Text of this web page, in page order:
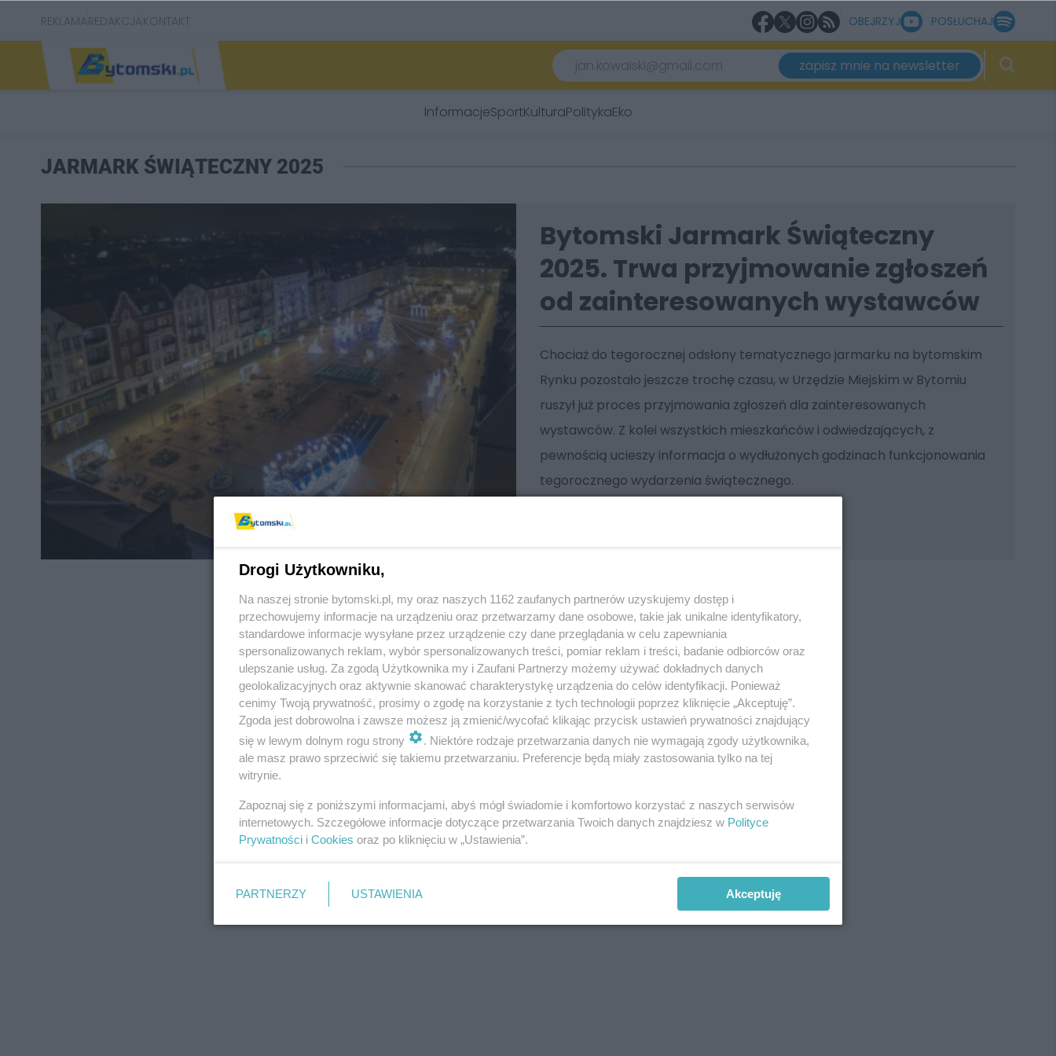
REKLAMAREDAKCJAKONTAKT OBEJRZYJ POSŁUCHAJ
zapisz mnie na newsletter
InformacjeSportKulturaPolitykaEko
JARMARK ŚWIĄTECZNY 2025
Bytomski Jarmark Świąteczny
2025. Trwa przyjmowanie zgłoszeń
od zainteresowanych wystawców
Chociaż do tegorocznej odsłony tematycznego jarmarku na bytomskim
Rynku pozostało jeszcze trochę czasu, w Urzędzie Miejskim w Bytomiu
ruszył już proces przyjmowania zgłoszeń dla zainteresowanych
wystawców. Z kolei wszystkich mieszkańców i odwiedzających, z
pewnością ucieszy informacja o wydłużonych godzinach funkcjonowania
tegorocznego wydarzenia świątecznego.
REKLAMA REKLAMA
Drogi Użytkowniku,
Na naszej stronie bytomski.pl, my oraz naszych 1162 zaufanych partnerów uzyskujemy dostęp i
przechowujemy informacje na urządzeniu oraz przetwarzamy dane osobowe, takie jak unikalne identyfikatory,
standardowe informacje wysyłane przez urządzenie czy dane przeglądania w celu zapewniania
spersonalizowanych reklam, wybór spersonalizowanych treści, pomiar reklam i treści, badanie odbiorców oraz
ulepszanie usług. Za zgodą Użytkownika my i Zaufani Partnerzy możemy używać dokładnych danych
geolokalizacyjnych oraz aktywnie skanować charakterystykę urządzenia do celów identyfikacji. Ponieważ
cenimy Twoją prywatność, prosimy o zgodę na korzystanie z tych technologii poprzez kliknięcie „Akceptuję”.
Zgoda jest dobrowolna i zawsze możesz ją zmienić/wycofać klikając przycisk ustawień prywatności znajdujący
się w lewym dolnym rogu strony
. Niektóre rodzaje przetwarzania danych nie wymagają zgody użytkownika,
ale masz prawo sprzeciwić się takiemu przetwarzaniu. Preferencje będą miały zastosowania tylko na tej
witrynie.
Zapoznaj się z poniższymi informacjami, abyś mógł świadomie i komfortowo korzystać z naszych serwisów
internetowych. Szczegółowe informacje dotyczące przetwarzania Twoich danych znajdziesz w Polityce
Prywatności i Cookies oraz po kliknięciu w „Ustawienia”.
PARTNERZY USTAWIENIA Akceptuję